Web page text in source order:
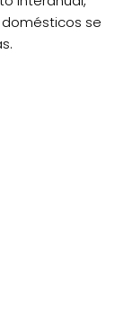
se